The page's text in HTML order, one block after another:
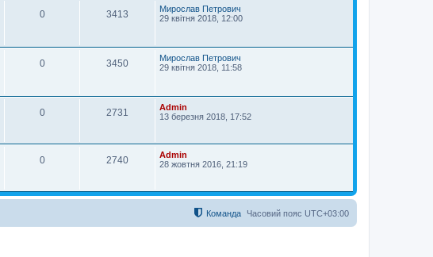
0 3413
Мирослав Петрович
29 квітня 2018, 12:00
0 3450
Мирослав Петрович
29 квітня 2018, 11:58
0 2731
Admin
13 березня 2018, 17:52
0 2740
Admin
28 жовтня 2016, 21:19
Часовий пояс UTC+03:00
Команда